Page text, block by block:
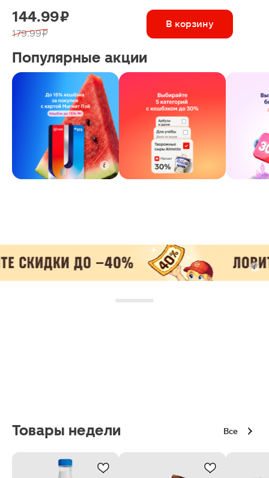
144.99 ₽
179.99 ₽
В корзину
Популярные акции
Товары недели Все